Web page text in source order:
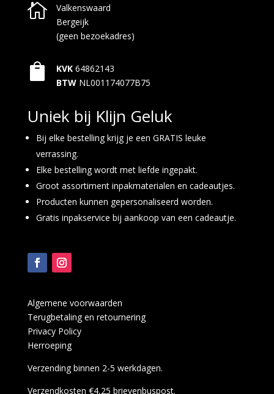

Valkenswaard
Bergeijk
(geen bezoekadres)
 KVK 64862143
BTW NL001174077B75
Uniek bij Klijn Geluk
Bij elke bestelling krijg je een GRATIS leuke
verrassing.
Elke bestelling wordt met liefde ingepakt.
Groot assortiment inpakmaterialen en cadeautjes.
Producten kunnen gepersonaliseerd worden.
Gratis inpakservice bij aankoop van een cadeautje.
Algemene voorwaarden
Terugbetaling en retournering
Privacy Policy
Herroeping
Verzending binnen 2-5 werkdagen.
Verzendkosten €4,25 brievenbuspost.